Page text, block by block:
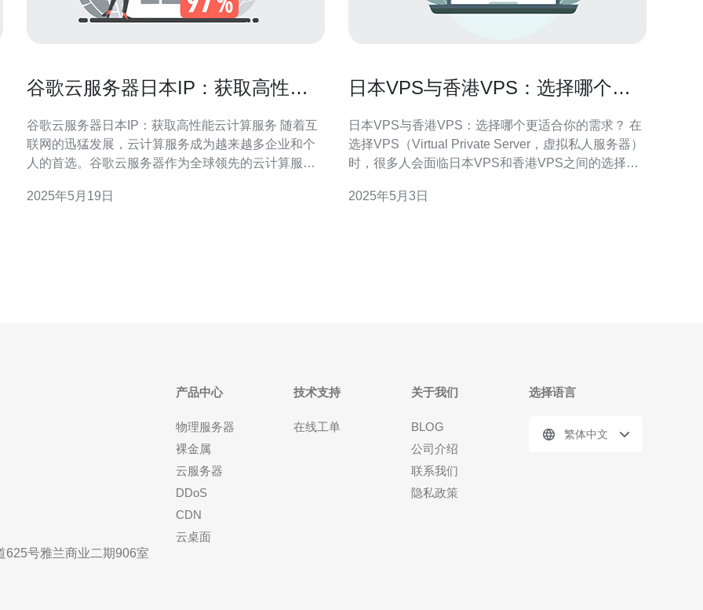
谷歌云服务器日本IP：获取高性能
谷歌云服务器日本IP：获取高性能云计算服务 随着互
联网的迅猛发展，云计算服务成为越来越多企业和个
人的首选。谷歌云服务器作为全球领先的云计算服务
择日本IP的谷歌云服务器更是能够为用户带来更快速
2025年5月19日
日本VPS与香港VPS：选择哪个更
日本VPS与香港VPS：选择哪个更适合你的需求？ 在
选择VPS（Virtual Private Server，虚拟私人服务器）
时，很多人会面临日本VPS和香港VPS之间的选择。
的需求。 首先，网络速度和延迟是选择VPS
2025年5月3日
625号雅兰商业二期906室
产品中心
物理服务器
裸金属
云服务器
DDoS
CDN
云桌面
技术支持
在线工单
关于我们
BLOG
公司介绍
联系我们
隐私政策
选择语言
繁体中文